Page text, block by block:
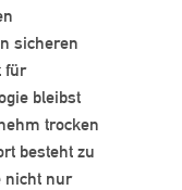
sicheren
für
bleibst
trocken
besteht zu
nicht nur